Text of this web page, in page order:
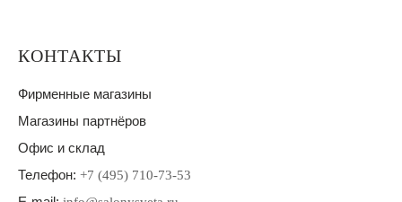
КОНТАКТЫ
Фирменные магазины
Магазины партнёров
Офис и склад
Телефон: +7 (495) 710-73-53